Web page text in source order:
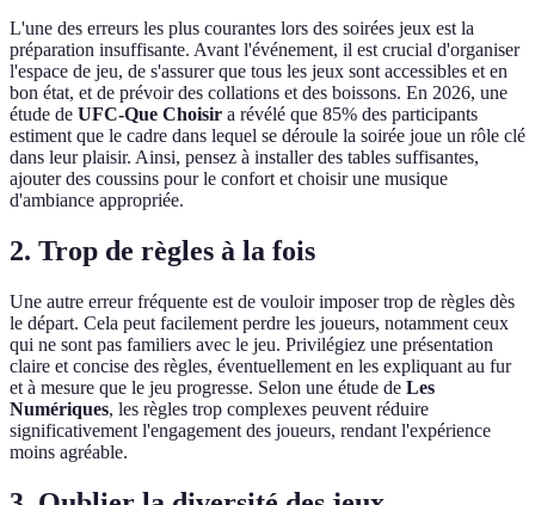
L'une des erreurs les plus courantes lors des soirées jeux est la
préparation insuffisante. Avant l'événement, il est crucial d'organiser
l'espace de jeu, de s'assurer que tous les jeux sont accessibles et en
bon état, et de prévoir des collations et des boissons. En 2026, une
étude de UFC-Que Choisir a révélé que 85% des participants
estiment que le cadre dans lequel se déroule la soirée joue un rôle clé
dans leur plaisir. Ainsi, pensez à installer des tables suffisantes,
ajouter des coussins pour le confort et choisir une musique
d'ambiance appropriée.
2. Trop de règles à la fois
Une autre erreur fréquente est de vouloir imposer trop de règles dès
le départ. Cela peut facilement perdre les joueurs, notamment ceux
qui ne sont pas familiers avec le jeu. Privilégiez une présentation
claire et concise des règles, éventuellement en les expliquant au fur
et à mesure que le jeu progresse. Selon une étude de Les
Numériques, les règles trop complexes peuvent réduire
significativement l'engagement des joueurs, rendant l'expérience
moins agréable.